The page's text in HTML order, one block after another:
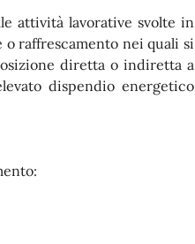
attività lavorative svolte in
raffrescamento nei quali si
diretta o indiretta a
dispendio energetico